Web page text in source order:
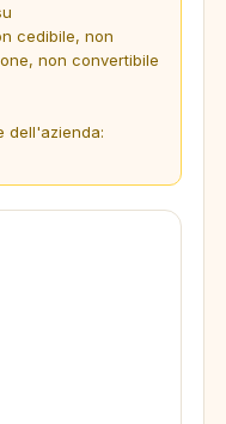
cedibile, non
non convertibile
dell'azienda: